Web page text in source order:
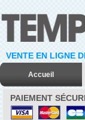
VENTE EN LIGNE
Accueil
PAIEMENT